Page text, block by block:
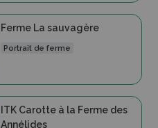
Ferme La sauvagère
Portrait de ferme
ITK Carotte à la Ferme des
Annélides